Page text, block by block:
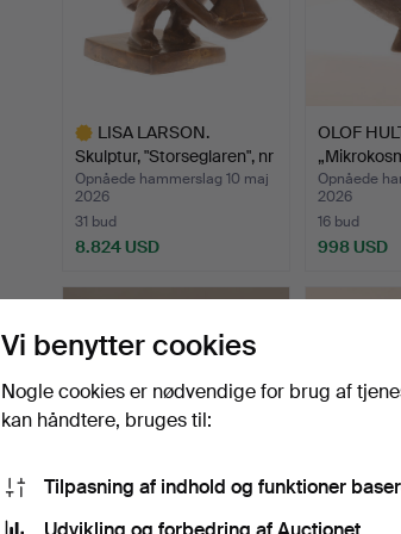
LISA LARSON.
Skulptur, "Storseglaren", nr
…
Opnåede hammerslag 10 maj
2026
31 bud
8.824 USD
genstand
OLOF
Opnåede
2026
16 bud
998 USD
Vi benytter cookies
Nogle cookies er nødvendige for brug af
kan håndtere, bruges til:
Tilpasning af indhold og funktioner